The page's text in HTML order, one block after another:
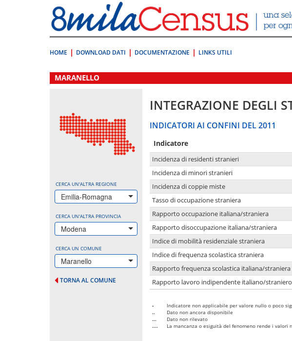
direttamente
a:
Contenuto
HOME DOWNLOAD DATI DOCUMENTAZIONE LINKS UTILI
.
MARANELLO
CERCA UN'ALTRA REGIONE
Emilia-Romagna
CERCA UN'ALTRA PROVINCIA
Modena
CERCA UN COMUNE
Maranello
TORNA AL COMUNE
INTEGRAZIONE DEGLI
INDICATORI AI CONFINI DEL 2011
Indicatore
Incidenza di residenti stranieri
Incidenza di minori stranieri
Incidenza di coppie miste
Tasso di occupazione straniera
Rapporto occupazione italiana/straniera
Rapporto disoccupazione italiana/straniera
Indice di mobilità residenziale straniera
Indice di frequenza scolastica straniera
Rapporto frequenza scolastica italiana/straniera
Rapporto lavoro indipendente italiano/straniero
-
Indicatore non applicabile per valore nullo o poco
..
Dato non ancora disponibile
...
Dato non rilevato
....
La mancanza o esiguità del fenomeno rende i valori